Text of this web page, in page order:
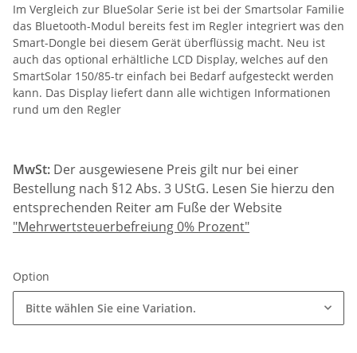
Im Vergleich zur BlueSolar Serie ist bei der Smartsolar Familie
das Bluetooth-Modul bereits fest im Regler integriert was den
Smart-Dongle bei diesem Gerät überflüssig macht. Neu ist
auch das optional erhältliche LCD Display, welches auf den
SmartSolar 150/85-tr einfach bei Bedarf aufgesteckt werden
kann. Das Display liefert dann alle wichtigen Informationen
rund um den Regler
MwSt: Der ausgewiesene Preis gilt nur bei einer
Bestellung nach §12 Abs. 3 UStG. Lesen Sie hierzu den
entsprechenden Reiter am Fuße der Website
"Mehrwertsteuerbefreiung 0% Prozent"
Option
Bitte wählen Sie eine Variation.